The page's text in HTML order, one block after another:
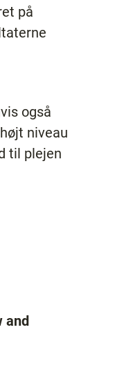
på
også
niveau
til plejen
and